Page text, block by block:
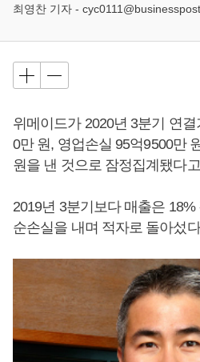
최영찬 기자 -
위메이드가 2020년 3분기 연
0만 원, 영업손실 95억9500만
원을 낸 것으로 잠정집계됐다
2019년 3분기보다 매출은
순손실을 내며 적자로 돌아섰